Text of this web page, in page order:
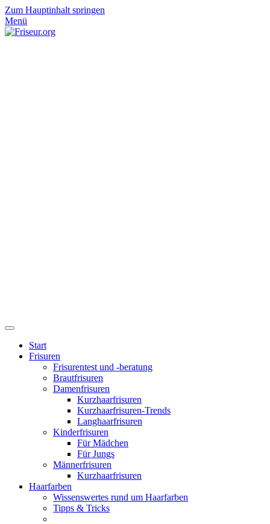
Zum Hauptinhalt springen
Menü
Start
Frisuren
Frisurentest und -beratung
Brautfrisuren
Damenfrisuren
Kurzhaarfrisuren
Kurzhaarfrisuren-Trends
Langhaarfrisuren
Kinderfrisuren
Für Mädchen
Für Jungs
Männerfrisuren
Kurzhaarfrisuren
Haarfarben
Wissenswertes rund um Haarfarben
Tipps & Tricks